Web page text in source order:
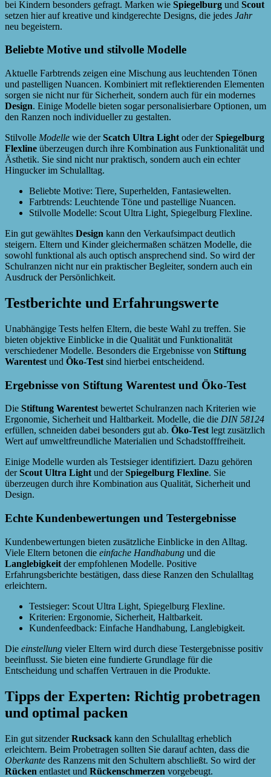
bei Kindern besonders gefragt. Marken wie Spiegelburg und Scout
setzen hier auf kreative und kindgerechte Designs, die jedes Jahr
neu begeistern.
Beliebte Motive und stilvolle Modelle
Aktuelle Farbtrends zeigen eine Mischung aus leuchtenden Tönen
und pastelligen Nuancen. Kombiniert mit reflektierenden Elementen
sorgen sie nicht nur für Sicherheit, sondern auch für ein modernes
Design. Einige Modelle bieten sogar personalisierbare Optionen, um
den Ranzen noch individueller zu gestalten.
Stilvolle Modelle wie derScatch Ultra Light oder derSpiegelburg
Flexline überzeugen durch ihre Kombination aus Funktionalität und
Ästhetik. Sie sind nicht nur praktisch, sondern auch ein echter
Hingucker im Schulalltag.
Beliebte Motive: Tiere, Superhelden, Fantasiewelten.
Farbtrends: Leuchtende Töne und pastellige Nuancen.
Stilvolle Modelle: Scout Ultra Light, Spiegelburg Flexline.
Ein gut gewähltes Design kann den Verkaufsimpact deutlich
steigern. Eltern und Kinder gleichermaßen schätzen Modelle, die
sowohl funktional als auch optisch ansprechend sind. So wird der
Schulranzen nicht nur ein praktischer Begleiter, sondern auch ein
Ausdruck der Persönlichkeit.
Testberichte und Erfahrungswerte
Unabhängige Tests helfen Eltern, die beste Wahl zu treffen. Sie
bieten objektive Einblicke in die Qualität und Funktionalität
verschiedener Modelle. Besonders die Ergebnisse von Stiftung
Warentest und Öko-Test sind hierbei entscheidend.
Ergebnisse von Stiftung Warentest und Öko-Test
Die Stiftung Warentest bewertet Schulranzen nach Kriterien wie
Ergonomie, Sicherheit und Haltbarkeit. Modelle, die die DIN 58124
erfüllen, schneiden dabei besonders gut ab. Öko-Test legt zusätzlich
Wert auf umweltfreundliche Materialien und Schadstofffreiheit.
Einige Modelle wurden als Testsieger identifiziert. Dazu gehören
derScout Ultra Light und derSpiegelburg Flexline. Sie
überzeugen durch ihre Kombination aus Qualität, Sicherheit und
Design.
Echte Kundenbewertungen und Testergebnisse
Kundenbewertungen bieten zusätzliche Einblicke in den Alltag.
Viele Eltern betonen die einfache Handhabung und die
Langlebigkeit der empfohlenen Modelle. Positive
Erfahrungsberichte bestätigen, dass diese Ranzen den Schulalltag
erleichtern.
Testsieger: Scout Ultra Light, Spiegelburg Flexline.
Kriterien: Ergonomie, Sicherheit, Haltbarkeit.
Kundenfeedback: Einfache Handhabung, Langlebigkeit.
Die einstellung vieler Eltern wird durch diese Testergebnisse positiv
beeinflusst. Sie bieten eine fundierte Grundlage für die
Entscheidung und schaffen Vertrauen in die Produkte.
Tipps der Experten: Richtig probetragen
und optimal packen
Ein gut sitzenderRucksack kann den Schulalltag erheblich
erleichtern. Beim Probetragen sollten Sie darauf achten, dass die
Oberkante des Ranzens mit den Schultern abschließt. So wird der
Rücken entlastet und Rückenschmerzen vorgebeugt.